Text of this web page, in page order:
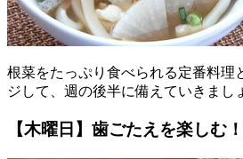
根菜をたっぷり食べられる定番料理
ジして、週の後半に備えていきまし
【木曜日】歯ごたえを楽しむ